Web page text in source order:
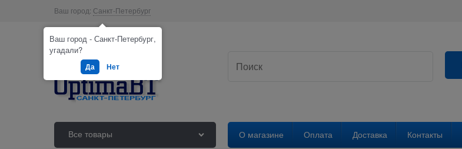
Ваш город: Санкт-Петербург
Все товары О магазине Оплата Доставка Контакты
Ваш город - Санкт-Петербург,
угадали?
Да Нет